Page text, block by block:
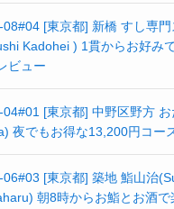
08#04 [東京都] 新橋 すし専
Kadohei ) 1貫からお好み
ビュー
04#01 [東京都] 中野区野方
夜でもお得な13,200円コー
06#03 [東京都] 築地 鮨山治
朝8時からお鮨とお酒